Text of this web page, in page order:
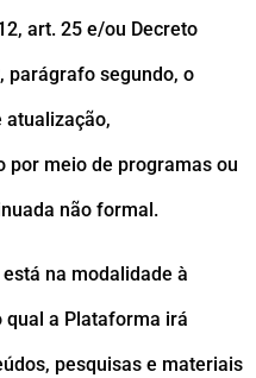
art. 25 e/ou Decreto
parágrafo segundo, o
atualização,
por meio de programas ou
não formal.
na modalidade à
a Plataforma irá
pesquisas e materiais